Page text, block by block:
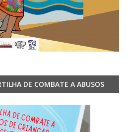
DE COMBATE A ABUSOS